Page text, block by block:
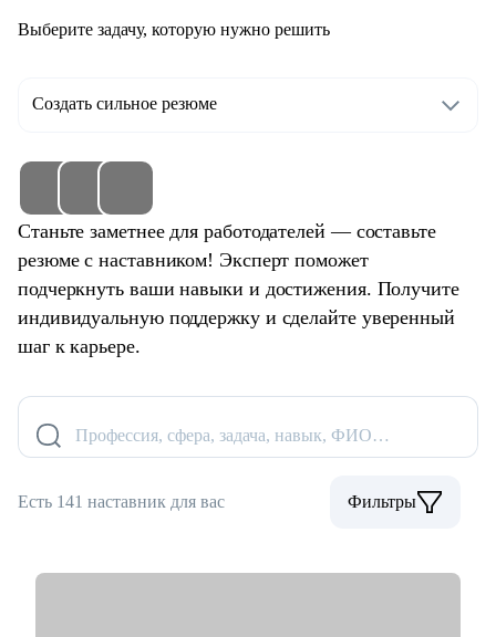
Выберите задачу, которую нужно решить
Создать сильное резюме
Станьте заметнее для работодателей — составьте
резюме с наставником! Эксперт поможет
подчеркнуть ваши навыки и достижения. Получите
индивидуальную поддержку и сделайте уверенный
шаг к карьере.
Профессия, сфера, задача, навык, ФИО…
Есть 141 наставник для вас Фильтры